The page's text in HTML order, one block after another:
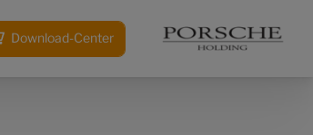
Download-Center